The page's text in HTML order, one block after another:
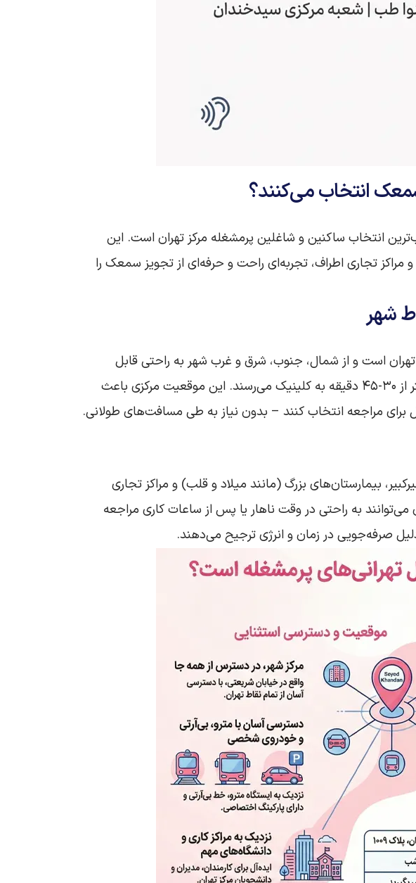
انتخاب می‌کنند؟
انتخاب ساکنین و شاغلین پرمشغله مرکز تهران است. این
مراکز تجاری اطراف، تجربه‌ای راحت و حرفه‌ای از تجویز سمعک را
شهر
تهران است و از شمال، جنوب، شرق و غرب شهر به راحتی قابل
دسترسی است. با خطوط مترو، بی‌آرتی و بزرگراه‌های اطراف، بیماران از تمام نقاط تهران در کمتر از ۳۰-۴۵ دقیقه به کلینیک می‌رسند. این موقعیت مرکزی باعث
برای مراجعه انتخاب کنند – بدون نیاز به طی مسافت‌های طولانی.
بیمارستان‌های بزرگ (مانند میلاد و قلب) و مراکز تجاری
به راحتی در وقت ناهار یا پس از ساعات کاری مراجعه
صرفه‌جویی در زمان و انرژی ترجیح می‌دهند.